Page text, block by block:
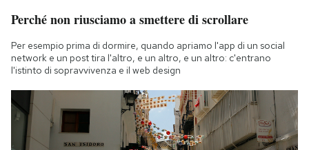
Perché non riusciamo a smettere di scrollare
Per esempio prima di dormire, quando apriamo l'app di un social
network e un post tira l'altro, e un altro, e un altro: c'entrano
l'istinto di sopravvivenza e il web design